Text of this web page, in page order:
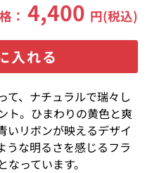
：4,400 円(税込)
入れる
て、ナチュラルで瑞々し
ト。ひまわりの黄色と爽
いリボンが映えるデザイ
うな明るさを感じるフラ
っています。